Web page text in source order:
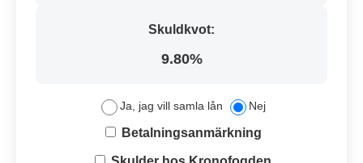
Skuldkvot:
9.80%
Ja, jag vill samla lån Nej
Betalningsanmärkning